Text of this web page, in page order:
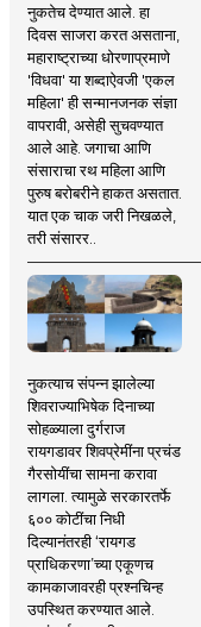
नुकतेच देण्यात आले. हा
दिवस साजरा करत असताना,
महाराष्ट्राच्या धोरणाप्रमाणे
'विधवा' या शब्दाऐवजी 'एकल
महिला' ही सन्मानजनक संज्ञा
वापरावी, असेही सुचवण्यात
आले आहे. जगाचा आणि
संसाराचा रथ महिला आणि
पुरुष बरोबरीने हाकत असतात.
यात एक चाक जरी निखळले,
तरी संसारर..
नुकत्याच संपन्न झालेल्या
शिवराज्याभिषेक दिनाच्या
सोहळ्याला दुर्गराज
रायगडावर शिवप्रेमींना प्रचंड
गैरसोयींचा सामना करावा
लागला. त्यामुळे सरकारतर्फे
६०० कोटींचा निधी
दिल्यानंतरही ‘रायगड
प्राधिकरणा’च्या एकूणच
कामकाजावरही प्रश्नचिन्ह
उपस्थित करण्यात आले.